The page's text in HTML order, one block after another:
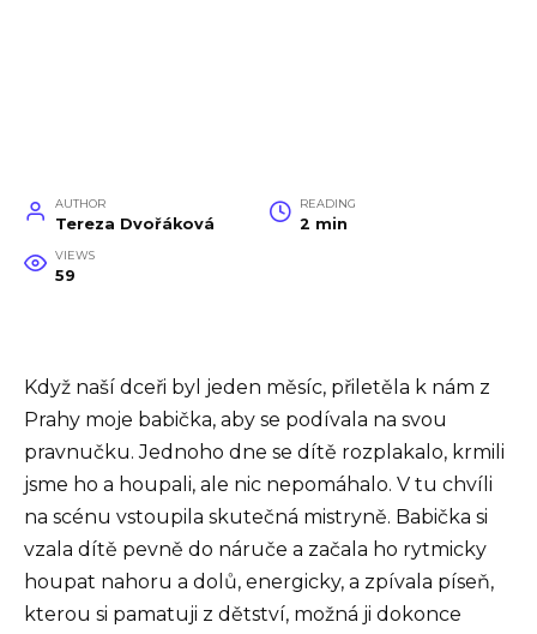
AUTHOR
Tereza Dvořáková
READING
2 min
VIEWS
59
Když naší dceři byl jeden měsíc, přiletěla k nám z
Prahy moje babička, aby se podívala na svou
pravnučku. Jednoho dne se dítě rozplakalo, krmili
jsme ho a houpali, ale nic nepomáhalo. V tu chvíli
na scénu vstoupila skutečná mistryně. Babička si
vzala dítě pevně do náruče a začala ho rytmicky
houpat nahoru a dolů, energicky, a zpívala píseň,
kterou si pamatuji z dětství, možná ji dokonce